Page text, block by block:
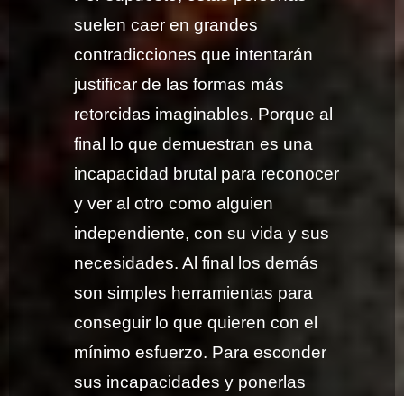
suelen caer en grandes
contradicciones que intentarán
justificar de las formas más
retorcidas imaginables. Porque al
final lo que demuestran es una
incapacidad brutal para reconocer
y ver al otro como alguien
independiente, con su vida y sus
necesidades. Al final los demás
son simples herramientas para
conseguir lo que quieren con el
mínimo esfuerzo. Para esconder
sus incapacidades y ponerlas